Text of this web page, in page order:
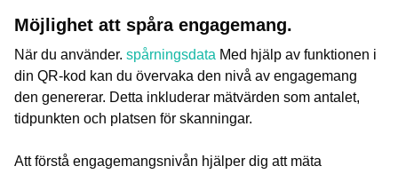
Möjlighet att spåra engagemang.
När du använder. spårningsdata Med hjälp av funktionen i
din QR-kod kan du övervaka den nivå av engagemang
den genererar. Detta inkluderar mätvärden som antalet,
tidpunkten och platsen för skanningar.
Att förstå engagemangsnivån hjälper dig att mäta